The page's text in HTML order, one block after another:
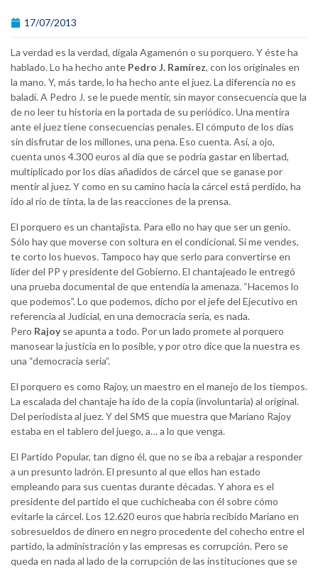
17/07/2013
La verdad es la verdad, dígala Agamenón o su porquero. Y éste ha
hablado. Lo ha hecho ante Pedro J. Ramírez, con los originales en
la mano. Y, más tarde, lo ha hecho ante el juez. La diferencia no es
baladí. A Pedro J. se le puede mentir, sin mayor consecuencia que la
de no leer tu historia en la portada de su periódico. Una mentira
ante el juez tiene consecuencias penales. El cómputo de los días
sin disfrutar de los millones, una pena. Eso cuenta. Así, a ojo,
cuenta unos 4.300 euros al día que se podría gastar en libertad,
multiplicado por los días añadidos de cárcel que se ganase por
mentir al juez. Y como en su camino hacia la cárcel está perdido, ha
ido al río de tinta, la de las reacciones de la prensa.
El porquero es un chantajista. Para ello no hay que ser un genio.
Sólo hay que moverse con soltura en el condicional. Si me vendes,
te corto los huevos. Tampoco hay que serlo para convertirse en
líder del PP y presidente del Gobierno. El chantajeado le entregó
una prueba documental de que entendía la amenaza. “Hacemos lo
que podemos”. Lo que podemos, dicho por el jefe del Ejecutivo en
referencia al Judicial, en una democracia seria, es nada.
Pero Rajoyse apunta a todo. Por un lado promete al porquero
manosear la justicia en lo posible, y por otro dice que la nuestra es
una “democracia seria”.
El porquero es como Rajoy, un maestro en el manejo de los tiempos.
La escalada del chantaje ha ido de la copia (involuntaria) al original.
Del periodista al juez. Y del SMS que muestra que Mariano Rajoy
estaba en el tablero del juego, a… a lo que venga.
El Partido Popular, tan digno él, que no se iba a rebajar a responder
a un presunto ladrón. El presunto al que ellos han estado
empleando para sus cuentas durante décadas. Y ahora es el
presidente del partido el que cuchicheaba con él sobre cómo
evitarle la cárcel. Los 12.620 euros que habría recibido Mariano en
sobresueldos de dinero en negro procedente del cohecho entre el
partido, la administración y las empresas es corrupción. Pero se
queda en nada al lado de la corrupción de las instituciones que se